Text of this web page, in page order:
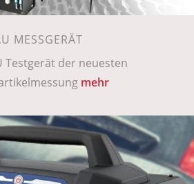
MESSGERÄT
Testgerät der neuesten
mehr